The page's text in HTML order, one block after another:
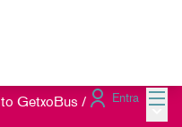
Entra
GetxoBus /